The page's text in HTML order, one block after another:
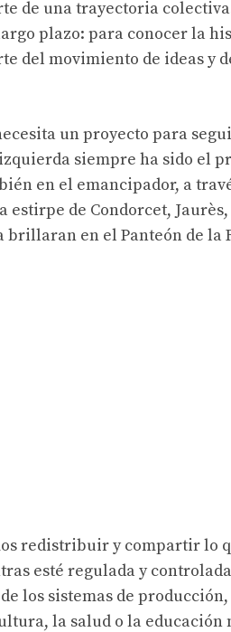
de una trayectoria
plazo: para conocer la
del movimiento de ideas y
un proyecto para
siempre ha sido el
en el emancipador, a
de Condorcet,
brillaran en el Panteón de la
redistribuir y compartir lo
esté regulada y
los sistemas de
la salud o la educación